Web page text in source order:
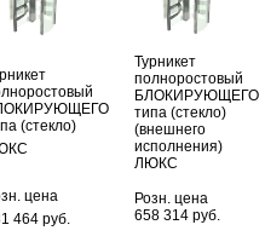
(стекло)
Турникет
полноростовый
БЛОКИРУЮЩЕГО
типа (стекло)
(внешнего
исполнения)
ЛЮКС
цена
464 руб.
Розн. цена
658 314 руб.